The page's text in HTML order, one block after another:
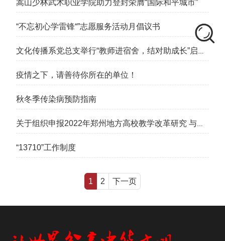
嵩山少林武术职业学院助力登封荣膺“国际和平城市”
“不忘初心学雷锋“”志愿服务活动月倡议书
文化传播系党总支举行“教师进宿舍，结对助成长”启动
仪式
疫情之下，请善待你所在的单位！
秋冬季传染病预防指南
关于组织申报2022年郑州地方高校教学改革研究 与实
践项目的通知
“13710”工作制度
1 2 下一页